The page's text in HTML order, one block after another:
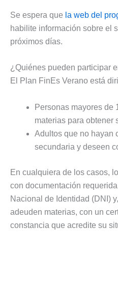
Se espera que la web del
habilite información sobre el
próximos días.
¿Quiénes pueden participar
El Plan FinEs Verano está
Personas mayores de
materias para obtener
Adultos que no hayan
secundaria y deseen
En cualquiera de los casos,
con documentación
Nacional de Identidad (DNI)
adeuden materias, con un
constancia que acredite su